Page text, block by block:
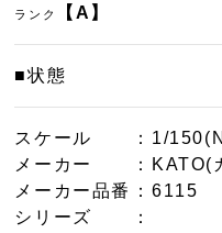
ランク 【A】
■状態
スケール
：1/
メーカー
：KATO(
メーカー品番
：6115
シリーズ
：